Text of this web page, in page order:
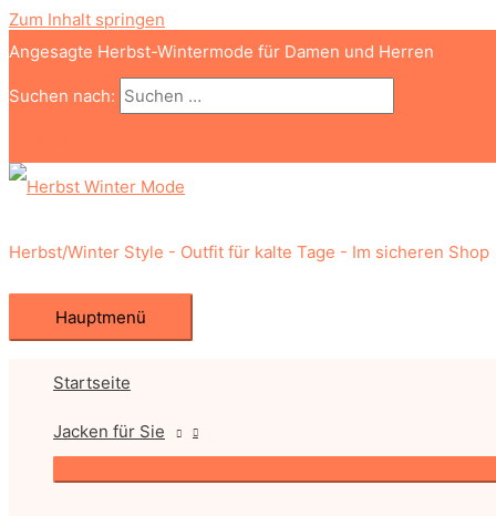
Zum Inhalt springen
Angesagte Herbst-Wintermode für Damen und Herren
Suchen nach:
Herbst/Winter Style - Outfit für kalte Tage - Im sicheren Shop
Hauptmenü
Startseite
Jacken für Sie